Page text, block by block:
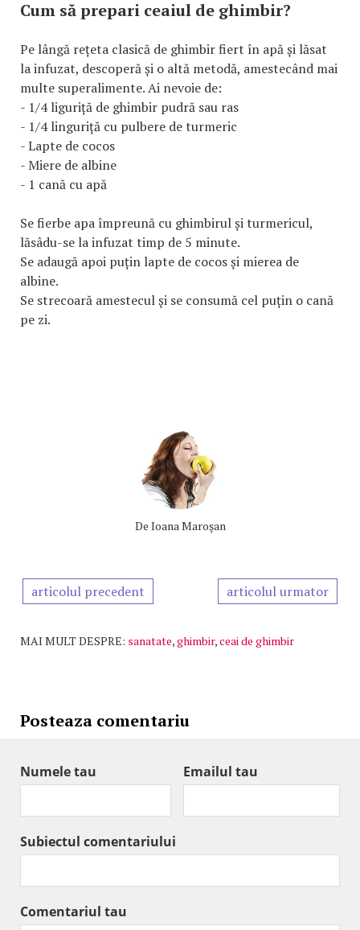
Cum să prepari ceaiul de ghimbir?
Pe lângă rețeta clasică de ghimbir fiert în apă și lăsat
la infuzat, descoperă și o altă metodă, amestecând mai
multe superalimente. Ai nevoie de:
- 1/4 liguriță de ghimbir pudră sau ras
- 1/4 linguriță cu pulbere de turmeric
- Lapte de cocos
- Miere de albine
- 1 cană cu apă
Se fierbe apa împreună cu ghimbirul și turmericul,
lăsâdu-se la infuzat timp de 5 minute.
Se adaugă apoi puțin lapte de cocos și mierea de
albine.
Se strecoară amestecul și se consumă cel puțin o cană
pe zi.
De Ioana Maroşan
articolul precedent articolul urmator
MAI MULT DESPRE: sanatate,ghimbir,ceai de ghimbir
Posteaza comentariu
Numele tau Emailul tau
Subiectul comentariului
Comentariul tau